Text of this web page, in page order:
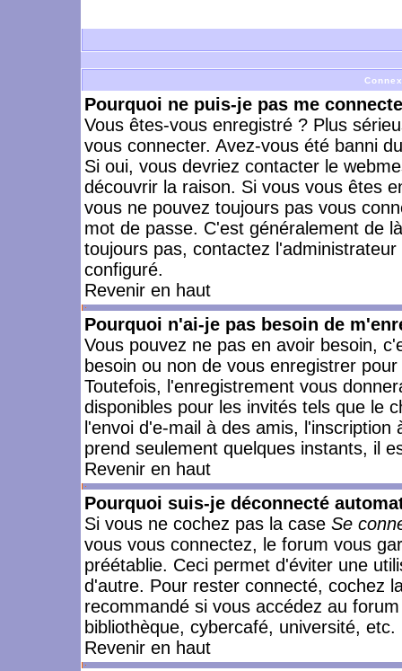
Pourquoi ne puis-je pas me
Vous êtes-vous enregistré ? Plus
vous connecter. Avez-vous été banni
Si oui, vous devriez contacter le
découvrir la raison. Si vous vous êtes
vous ne pouvez toujours pas vous
mot de passe. C'est généralement de
toujours pas, contactez
configuré.
Revenir en haut
Pourquoi n'ai-je pas besoin de
Vous pouvez ne pas en avoir besoin,
besoin ou non de vous enregistrer
Toutefois, l'enregistrement vous
disponibles pour les invités tels que le
l'envoi d'e-mail à des amis,
prend seulement quelques instants, il
Revenir en haut
Pourquoi suis-je déconnecté
Si vous ne cochez pas la case Se
vous vous connectez, le forum vous
préétablie. Ceci permet d'éviter une
d'autre. Pour rester connecté, cochez
recommandé si vous accédez au
bibliothèque, cybercafé, université, etc.
Revenir en haut